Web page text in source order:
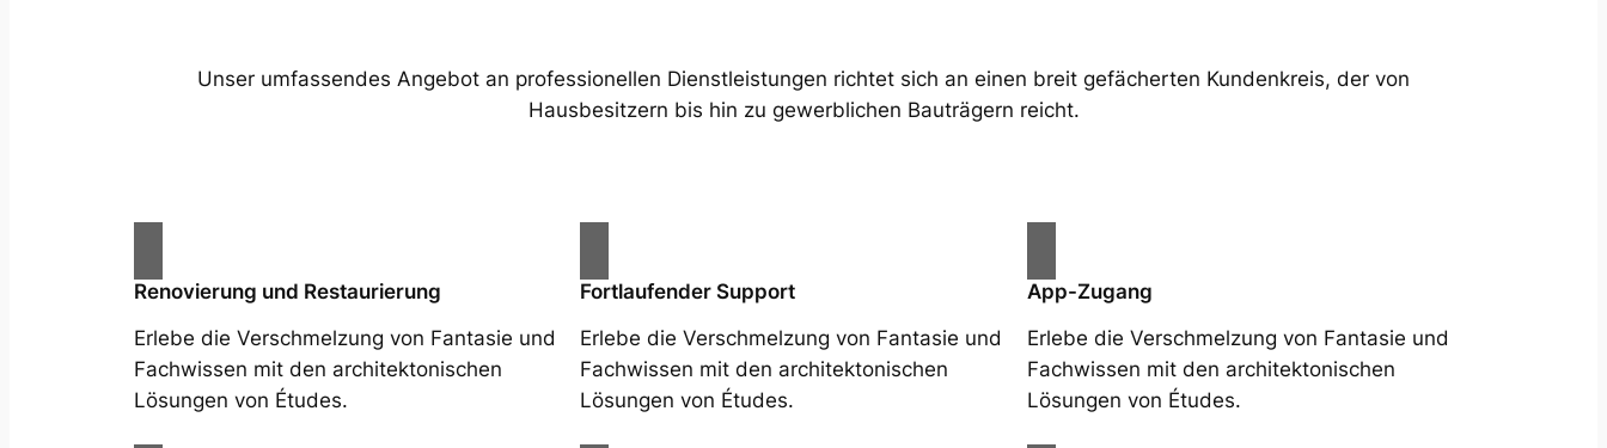
Unser umfassendes Angebot an professionellen Dienstleistungen richtet sich an einen breit gefächerten Kundenkreis, der von
Hausbesitzern bis hin zu gewerblichen Bauträgern reicht.
Renovierung und Restaurierung
Erlebe die Verschmelzung von Fantasie und
Fachwissen mit den architektonischen
Lösungen von Études.
Fortlaufender Support
Erlebe die Verschmelzung von Fantasie und
Fachwissen mit den architektonischen
Lösungen von Études.
App-Zugang
Erlebe die Verschmelzung von Fantasie und
Fachwissen mit den architektonischen
Lösungen von Études.